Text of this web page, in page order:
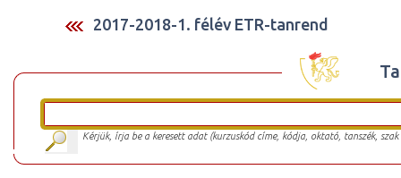
2017-2018-1. félév ETR-tanrend
Kérjük, írja be a keresett adat (kurzuskód címe, kódja, oktató, tanszék,